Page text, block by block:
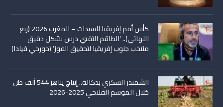
كأس أمم إفريقيا للسيدات – المغرب 2026 (ربع
النهائي).. ‘الطاقم التقني درس بشكل دقيق
منتخب جنوب إفريقيا لتحقيق الفوز’ (خورخي فيلدا)
الشمندر السكري بدكالة.. إنتاج يناهز 544 ألف طن
خلال الموسم الفلاحي 2025-2026